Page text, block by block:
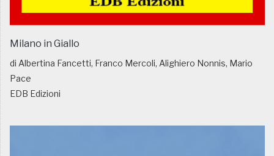
Milano in Giallo
di Albertina Fancetti, Franco Mercoli, Alighiero Nonnis, Mario
Pace
EDB Edizioni